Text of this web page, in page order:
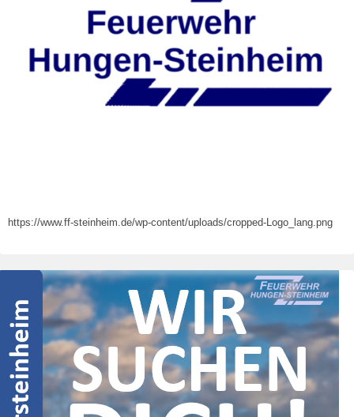
https://www.ff-steinheim.de/wp-content/uploads/cropped-Logo_lang.png